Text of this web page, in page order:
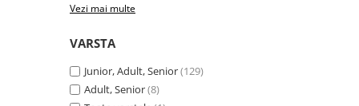
Vezi mai multe
VARSTA
Junior, Adult, Senior(129)
Adult, Senior(8)